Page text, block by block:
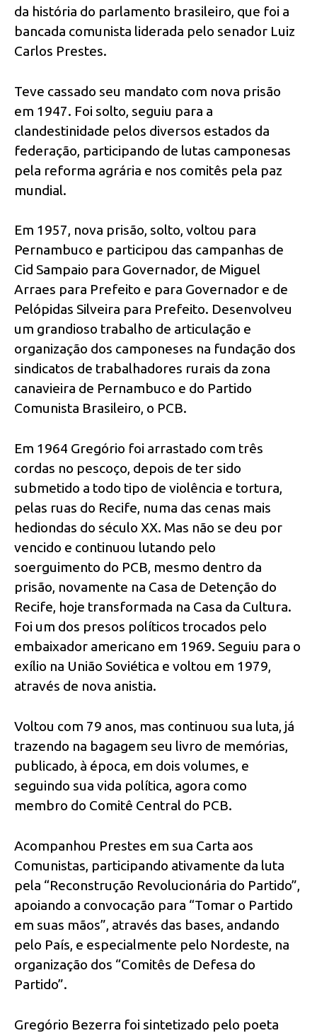
da história do parlamento brasileiro, que foi a
bancada comunista liderada pelo senador Luiz
Carlos Prestes.
Teve cassado seu mandato com nova prisão
em 1947. Foi solto, seguiu para a
clandestinidade pelos diversos estados da
federação, participando de lutas camponesas
pela reforma agrária e nos comitês pela paz
mundial.
Em 1957, nova prisão, solto, voltou para
Pernambuco e participou das campanhas de
Cid Sampaio para Governador, de Miguel
Arraes para Prefeito e para Governador e de
Pelópidas Silveira para Prefeito. Desenvolveu
um grandioso trabalho de articulação e
organização dos camponeses na fundação dos
sindicatos de trabalhadores rurais da zona
canavieira de Pernambuco e do Partido
Comunista Brasileiro, o PCB.
Em 1964 Gregório foi arrastado com três
cordas no pescoço, depois de ter sido
submetido a todo tipo de violência e tortura,
pelas ruas do Recife, numa das cenas mais
hediondas do século XX. Mas não se deu por
vencido e continuou lutando pelo
soerguimento do PCB, mesmo dentro da
prisão, novamente na Casa de Detenção do
Recife, hoje transformada na Casa da Cultura.
Foi um dos presos políticos trocados pelo
embaixador americano em 1969. Seguiu para o
exílio na União Soviética e voltou em 1979,
através de nova anistia.
Voltou com 79 anos, mas continuou sua luta, já
trazendo na bagagem seu livro de memórias,
publicado, à época, em dois volumes, e
seguindo sua vida política, agora como
membro do Comitê Central do PCB.
Acompanhou Prestes em sua Carta aos
Comunistas, participando ativamente da luta
pela “Reconstrução Revolucionária do Partido”,
apoiando a convocação para “Tomar o Partido
em suas mãos”, através das bases, andando
pelo País, e especialmente pelo Nordeste, na
organização dos “Comitês de Defesa do
Partido”.
Gregório Bezerra foi sintetizado pelo poeta